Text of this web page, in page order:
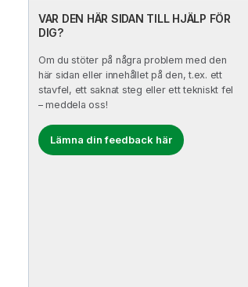
VAR DEN HÄR SIDAN TILL HJÄLP FÖR
DIG?
Om du stöter på några problem med den
här sidan eller innehållet på den, t.ex. ett
stavfel, ett saknat steg eller ett tekniskt fel
– meddela oss!
Lämna din feedback här